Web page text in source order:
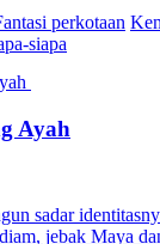
gratis di NetShort.